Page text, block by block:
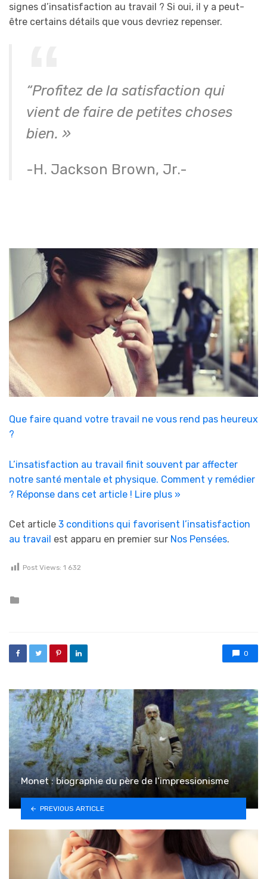
signes d’insatisfaction au travail ? Si oui, il y a peut-
être certains détails que vous devriez repenser.
“Profitez de la satisfaction qui
vient de faire de petites choses
bien. »
-H. Jackson Brown, Jr.-
Que faire quand votre travail ne vous rend pas heureux
?
L’insatisfaction au travail finit souvent par affecter
notre santé mentale et physique. Comment y remédier
? Réponse dans cet article ! Lire plus »
Cet article 3 conditions qui favorisent l’insatisfaction
au travail est apparu en premier sur Nos Pensées.
Post Views: 1 632
0
Monet : biographie du père de l’impressionisme
PREVIOUS ARTICLE